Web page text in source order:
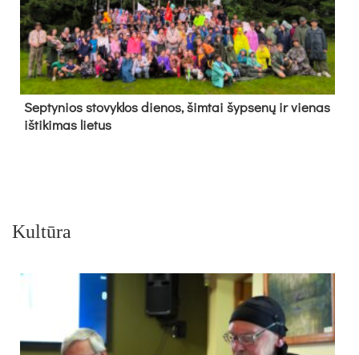
Sep­ty­nios sto­vyk­los die­nos, šim­tai šyp­se­nų ir vie­nas
iš­ti­ki­mas lie­tus
Kultūra